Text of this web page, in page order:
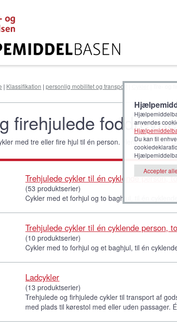
| Klassifikation | personlig mobilitet og transport
firehjulede
med tre eller fire hjul til én person. Herunder hører fx
Trehjulede cykler til én cyklende person,
(53 produktserier)
Cykler med et forhjul og to baghjul, til én cyklende
Trehjulede cykler til én cyklende person,
(10 produktserier)
Cykler med to forhjul og et baghjul, til én
Ladcykler
(13 produktserier)
Trehjulede og firhjulede cykler til transport af
med plads til kørestol med eller uden passager.
anvendes
Du kan til
Accepter